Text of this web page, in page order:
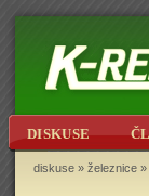
DISKUSE
diskuse » železnice »